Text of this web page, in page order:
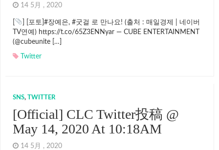
14 5月 , 2020
] [포토]#장예은, #굿걸 로 만나요! (출처 : 매일경제 | 네이버
TV연예) https://t.co/65Z3ENNyar — CUBE ENTERTAINMENT
(@cubeunite […]
Twitter
SNS, TWITTER
[Official] CLC Twitter投稿 @
May 14, 2020 At 10:18AM
14 5月 , 2020